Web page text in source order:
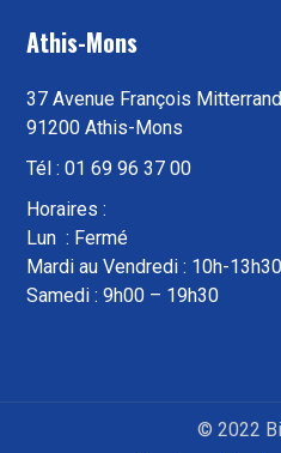
Athis-Mons
37 Avenue François
91200 Athis-Mons
Tél : 01 69 96 37 00
Horaires :
Lun : Fermé
Mardi au Vendredi : 10h-
Samedi : 9h00 – 19h30
© 2022